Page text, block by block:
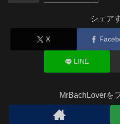
シェア
X
LINE
MrBachLoverを